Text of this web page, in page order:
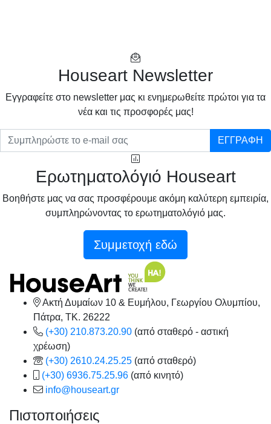
Houseart Newsletter
Eγγραφείτε στο newsletter μας κι ενημερωθείτε πρώτοι για τα
νέα και τις προσφορές μας!
ΕΓΓΡΑΦΗ
Ερωτηματολόγιό Houseart
Βοηθήστε μας να σας προσφέρουμε ακόμη καλύτερη εμπειρία,
συμπληρώνοντας το ερωτηματολόγιό μας.
Συμμετοχή εδώ
Ακτή Δυμαίων 10 & Ευμήλου, Γεωργίου Ολυμπίου,
Πάτρα, TK. 26222
(+30) 210.873.20.90 (από σταθερό - αστική
χρέωση)
(+30) 2610.24.25.25 (από σταθερό)
(+30) 6936.75.25.96 (από κινητό)
info@houseart.gr
Πιστοποιήσεις